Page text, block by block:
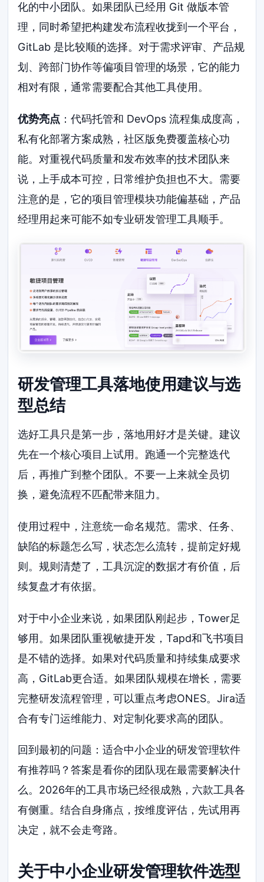
化的中小团队。如果团队已经用 Git 做版本管
理，同时希望把构建发布流程收拢到一个平台，
GitLab 是比较顺的选择。对于需求评审、产品规
划、跨部门协作等偏项目管理的场景，它的能力
相对有限，通常需要配合其他工具使用。
优势亮点 ：代码托管和 DevOps 流程集成度高，
私有化部署方案成熟，社区版免费覆盖核心功
能。对重视代码质量和发布效率的技术团队来
说，上手成本可控，日常维护负担也不大。需要
注意的是，它的项目管理模块功能偏基础，产品
经理用起来可能不如专业研发管理工具顺手。
研发管理工具落地使用建议与选
型总结
选好工具只是第一步，落地用好才是关键。建议
先在一个核心项目上试用。跑通一个完整迭代
后，再推广到整个团队。不要一上来就全员切
换，避免流程不匹配带来阻力。
使用过程中，注意统一命名规范。需求、任务、
缺陷的标题怎么写，状态怎么流转，提前定好规
则。规则清楚了，工具沉淀的数据才有价值，后
续复盘才有依据。
对于中小企业来说，如果团队刚起步，Tower足
够用。如果团队重视敏捷开发，Tapd和飞书项目
是不错的选择。如果对代码质量和持续集成要求
高，GitLab更合适。如果团队规模在增长，需要
完整研发流程管理，可以重点考虑ONES。Jira适
合有专门运维能力、对定制化要求高的团队。
回到最初的问题：适合中小企业的研发管理软件
有推荐吗？答案是看你的团队现在最需要解决什
么。2026年的工具市场已经很成熟，六款工具各
有侧重。结合自身痛点，按维度评估，先试用再
决定，就不会走弯路。
关于中小企业研发管理软件选型